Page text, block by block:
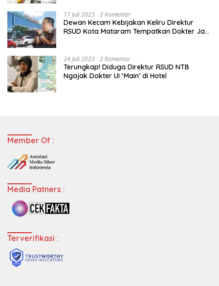
17 Juli 2023 2 Komentar
Dewan Kecam Kebijakan Keliru Direktur
RSUD Kota Mataram Tempatkan Dokter Jadi
24 Juli 2023 2 Komentar
Terungkap! Diduga Direktur RSUD NTB
Ngajak Dokter UI ‘Main’ di Hotel
Member Of :
Media Patners :
Terverifikasi :